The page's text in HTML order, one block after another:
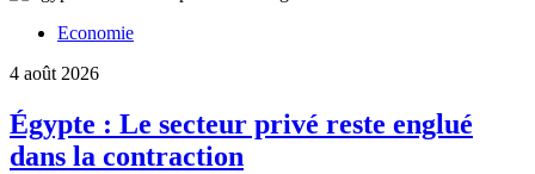
Economie
4 août 2026
Égypte : Le secteur privé reste englué
dans la contraction